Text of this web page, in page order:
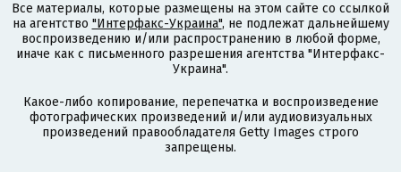
Все материалы, которые размещены на этом сайте со ссылкой
на агентство "Интерфакс-Украина", не подлежат дальнейшему
воспроизведению и/или распространению в любой форме,
иначе как с письменного разрешения агентства "Интерфакс-
Украина".
Какое-либо копирование, перепечатка и воспроизведение
фотографических произведений и/или аудиовизуальных
произведений правообладателя Getty Images строго
запрещены.